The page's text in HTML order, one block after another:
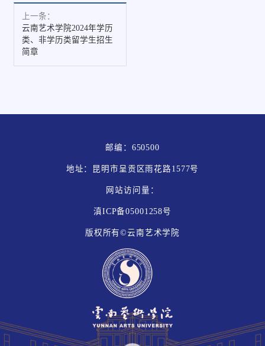
上一条：
云南艺术学院2024年学历
类、非学历类留学生招生
简章
邮编：650500
地址：昆明市呈贡区雨花路1577号
网站访问量：
滇ICP备05001258号
版权所有©云南艺术学院